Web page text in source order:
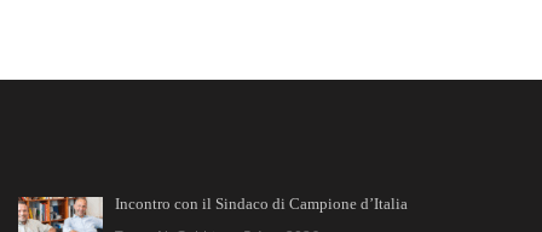
Incontro con il Sindaco di Campione d’Italia